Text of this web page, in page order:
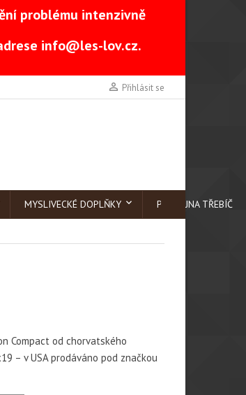
problému intenzivně
info@les-lov.cz.
 Přihlásit se
MYSLIVECKÉ DOPLŇKY PRODEJNA TŘEBÍČ
Compact od chorvatského
– v USA prodáváno pod značkou